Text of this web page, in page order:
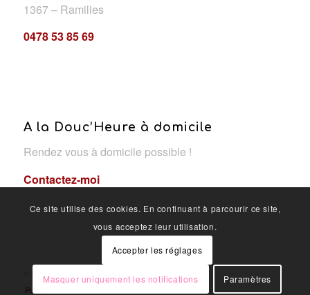
1367 – Ramilies
0478 53 85 69
A la Douc’Heure à domicile
Rendez vous à domicile possible !
Contactez-moi
Politique de confidentialité
Ce site utilise des cookies. En continuant à parcourir ce site,
vous acceptez leur utilisation.
Accepter les réglages
Masquer uniquement les notifications Paramètres